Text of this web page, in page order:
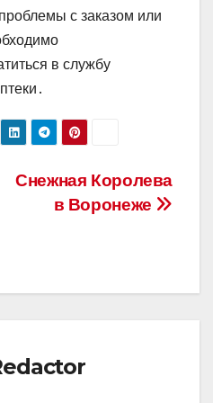
с заказом или
в службу
Снежная Королева
в Воронеже